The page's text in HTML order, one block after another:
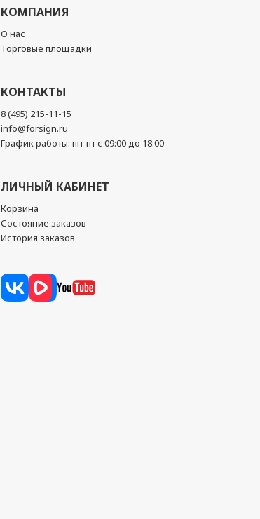
КОМПАНИЯ
О нас
Торговые площадки
КОНТАКТЫ
8 (495) 215-11-15
info@forsign.ru
График работы: пн-пт с 09:00 до 18:00
ЛИЧНЫЙ КАБИНЕТ
Корзина
Состояние заказов
История заказов